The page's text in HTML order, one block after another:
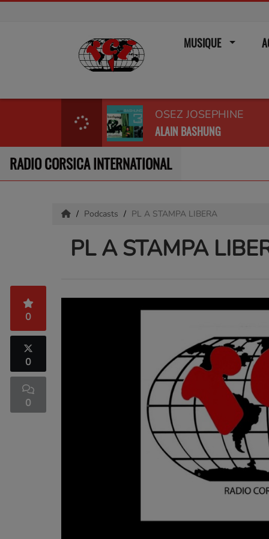
MUSIQUE
OSEZ JOSEPHINE
ALAIN BASHUNG
RADIO CORSICA INTERNATIONAL
Podcasts PL A STAMPA LIBERA
PL A STAMPA
0
0
0